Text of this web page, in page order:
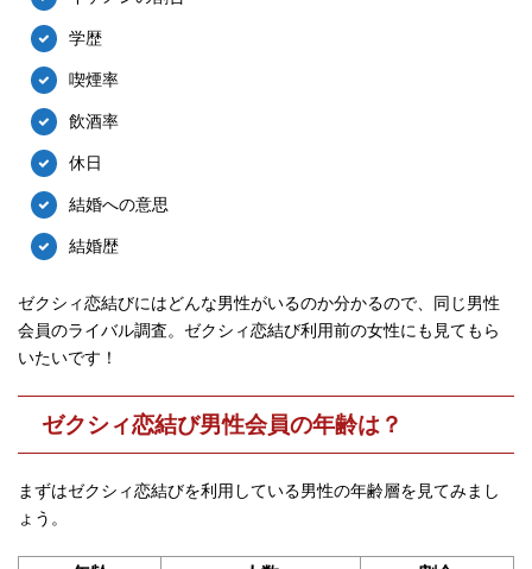
学歴
喫煙率
飲酒率
休日
結婚への意思
結婚歴
ゼクシィ恋結びにはどんな男性がいるのか分かるので、同じ男性
会員のライバル調査。ゼクシィ恋結び利用前の女性にも見てもら
いたいです！
ゼクシィ恋結び男性会員の年齢は？
まずはゼクシィ恋結びを利用している男性の年齢層を見てみまし
ょう。